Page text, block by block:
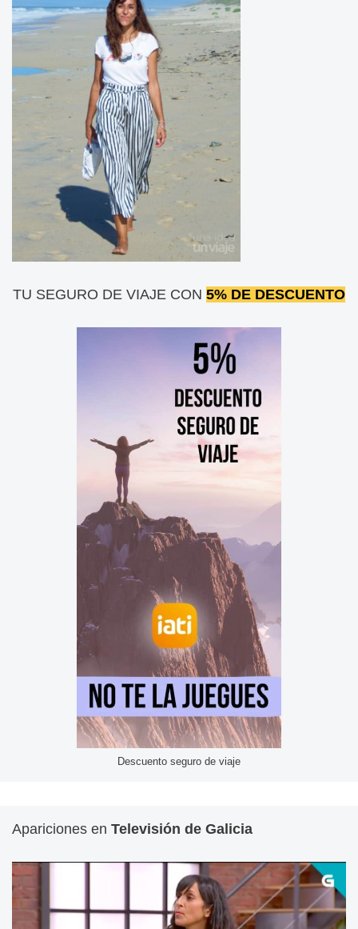
TU SEGURO DE VIAJE CON 5% DE DESCUENTO
Descuento seguro de viaje
Apariciones en Televisión de Galicia